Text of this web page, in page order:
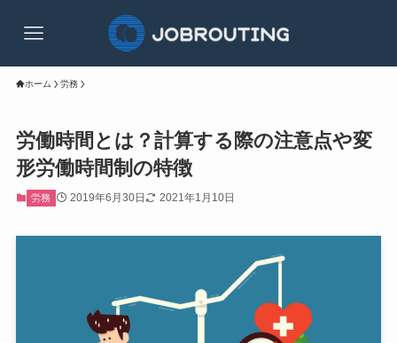
ホーム 労務
労働時間とは？計算する際の注意点や変
形労働時間制の特徴
労務 2019年6月30日 2021年1月10日